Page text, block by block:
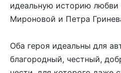
идеальную историю
Мироновой и Петра
Оба героя идеальны для
благородный, честный,